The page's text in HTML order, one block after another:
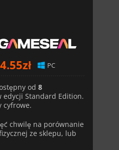
4.55zł PC
od 8
edycji Standard Edition.
cyfrowe.
chwilę na porównanie
ze sklepu, lub